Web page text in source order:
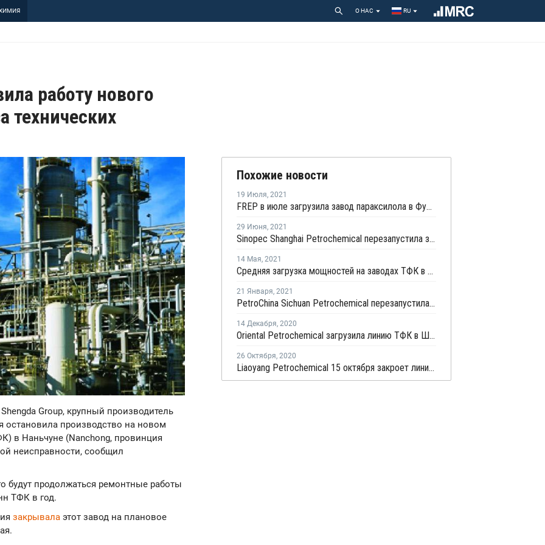
О НАС RU
работу нового
технических
Group, крупный производитель
остановила производство на новом
в Наньчуне (Nanchong, провинция
неисправности, сообщил
будут продолжаться ремонтные работы
ТФК в год.
закрывала этот завод на плановое
Похожие новости
19 Июля, 2021
FREP в июле загрузила завод параксилола в Фуцзяне на штатном уровне
29 Июня, 2021
Sinopec Shanghai Petrochemical перезапустила завод параксилола № 1 после планового ремонта
14 Мая, 2021
Средняя загрузка мощностей на заводах ТФК в Китае выросла в начале мая на 3%
21 Января, 2021
PetroChina Sichuan Petrochemical перезапустила завод параксилола в Китае
14 Декабря, 2020
Oriental Petrochemical загрузила линию ТФК в Шанхае на полную мощность после перезапуска
26 Октября, 2020
Liaoyang Petrochemical 15 октября закроет линию параксилола № 2 в Ляонине на плановый ремонт